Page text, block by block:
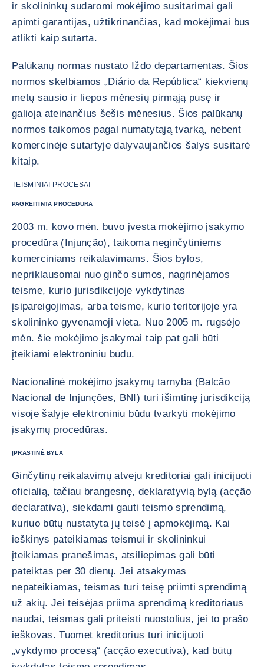
ir skolininkų sudaromi mokėjimo susitarimai gali
apimti garantijas, užtikrinančias, kad mokėjimai bus
atlikti kaip sutarta.
Palūkanų normas nustato Iždo departamentas. Šios
normos skelbiamos „Diário da República“ kiekvienų
metų sausio ir liepos mėnesių pirmąją pusę ir
galioja ateinančius šešis mėnesius. Šios palūkanų
normos taikomos pagal numatytąją tvarką, nebent
komercinėje sutartyje dalyvaujančios šalys susitarė
kitaip.
TEISMINIAI PROCESAI
PAGREITINTA PROCEDŪRA
2003 m. kovo mėn. buvo įvesta mokėjimo įsakymo
procedūra (Injunção), taikoma neginčytiniems
komerciniams reikalavimams. Šios bylos,
nepriklausomai nuo ginčo sumos, nagrinėjamos
teisme, kurio jurisdikcijoje vykdytinas
įsipareigojimas, arba teisme, kurio teritorijoje yra
skolininko gyvenamoji vieta. Nuo 2005 m. rugsėjo
mėn. šie mokėjimo įsakymai taip pat gali būti
įteikiami elektroniniu būdu.
Nacionalinė mokėjimo įsakymų tarnyba (Balcão
Nacional de Injunções, BNI) turi išimtinę jurisdikciją
visoje šalyje elektroniniu būdu tvarkyti mokėjimo
įsakymų procedūras.
ĮPRASTINĖ BYLA
Ginčytinų reikalavimų atveju kreditoriai gali inicijuoti
oficialią, tačiau brangesnę, deklaratyvią bylą (acção
declarativa), siekdami gauti teismo sprendimą,
kuriuo būtų nustatyta jų teisė į apmokėjimą. Kai
ieškinys pateikiamas teismui ir skolininkui
įteikiamas pranešimas, atsiliepimas gali būti
pateiktas per 30 dienų. Jei atsakymas
nepateikiamas, teismas turi teisę priimti sprendimą
už akių. Jei teisėjas priima sprendimą kreditoriaus
naudai, teismas gali priteisti nuostolius, jei to prašo
ieškovas. Tuomet kreditorius turi inicijuoti
„vykdymo procesą“ (acção executiva), kad būtų